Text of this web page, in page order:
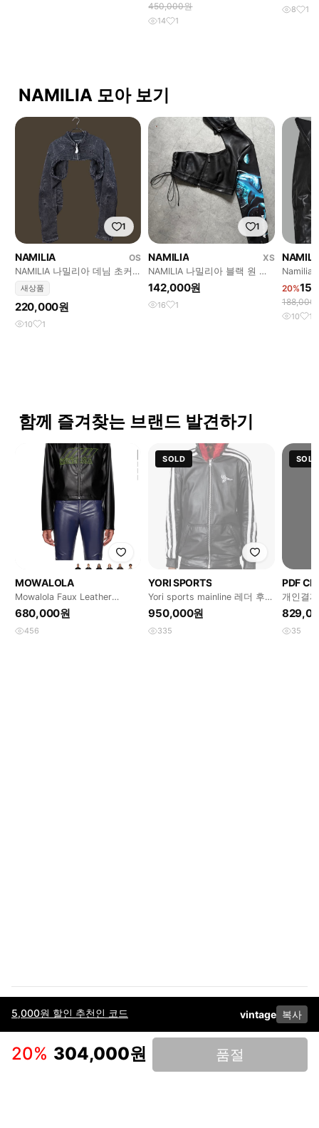
5,000원 할인 추천인 코드 vintage 복사
20% 304,000원 품절
450,000원
14 1
8 1
NAMILIA 모아 보기
1
NAMILIA
OS
NAMILIA 나밀리아 데님 초커
자켓
새상품
220,000원
10 1
1
NAMILIA
XS
NAMILIA 나밀리아 블랙 원 숄
더 자켓
142,000원
16 1
Namilia
jacket
20%
188,000
10 1
함께 즐겨찾는 브랜드 발견하기
MOWALOLA
Mowalola Faux Leather
Perforated Biker
680,000원
456
SOLD
YORI SPORTS
Yori sports mainline 레더 후드
집업 XXL
950,000원
335
SOLD
PDF
개인결제
35
이용약관고객센터판매개인정보 처리방침사업자 정보다운로드
인스타그램